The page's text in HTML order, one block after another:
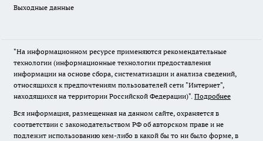
Выходные данные
"На информационном ресурсе применяются рекомендательные
технологии (информационные технологии предоставления
информации на основе сбора, систематизации и анализа сведений,
относящихся к предпочтениям пользователей сети "Интернет",
находящихся на территории Российской Федерации)". Подробнее
Вся информация, размещенная на данном сайте, охраняется в
соответствии с законодательством РФ об авторском праве и не
подлежит использованию кем-либо в какой бы то ни было форме, в